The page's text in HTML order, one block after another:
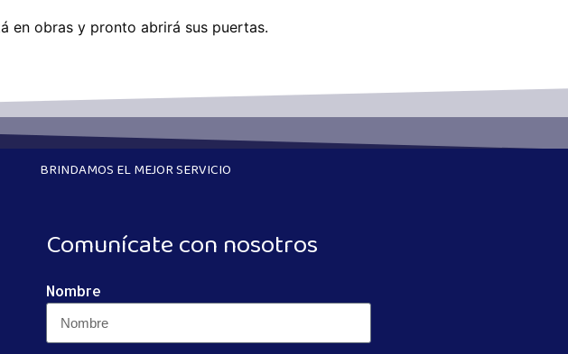
en obras y pronto abrirá sus puertas.
BRINDAMOS EL MEJOR SERVICIO
Comunícate con nosotros
Nombre